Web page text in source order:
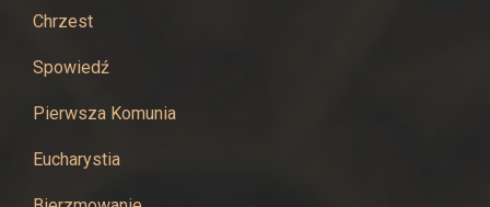
Parafia
Narodzenia
Najświętszej
Chrzest
Spowiedź
Pierwsza Komunia
Eucharystia